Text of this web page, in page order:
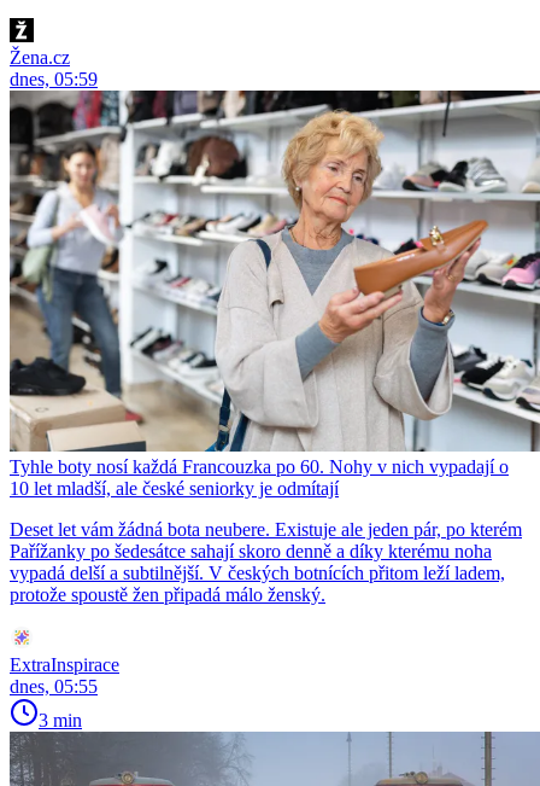
Žena.cz
dnes, 05:59
Tyhle boty nosí každá Francouzka po 60. Nohy v nich vypadají o
10 let mladší, ale české seniorky je odmítají
Deset let vám žádná bota neubere. Existuje ale jeden pár, po kterém
Pařížanky po šedesátce sahají skoro denně a díky kterému noha
vypadá delší a subtilnější. V českých botnících přitom leží ladem,
protože spoustě žen připadá málo ženský.
ExtraInspirace
dnes, 05:55
3 min